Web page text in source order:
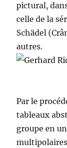
pictural,
celle de la
Schädel
autres.
Par le
tableaux
groupe en